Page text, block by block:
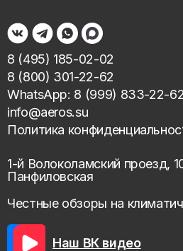
8 (495) 185-02-02
8 (800) 301-22-62
WhatsApp: 8 (999) 833-22-62
info@aeros.su
Политика
1-й Волоколамский проезд,
Панфиловская
Честные обзоры на
Наш ВК видео